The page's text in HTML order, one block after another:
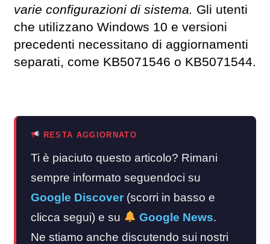
varie configurazioni di sistema. Gli utenti
che utilizzano Windows 10 e versioni
precedenti necessitano di aggiornamenti
separati, come KB5071546 o KB5071544.
RESTA AGGIORNATO
Ti è piaciuto questo articolo? Rimani
sempre informato seguendoci su
Google Discover (scorri in basso e
clicca segui) e su
Google News.
Ne stiamo anche discutendo sui nostri